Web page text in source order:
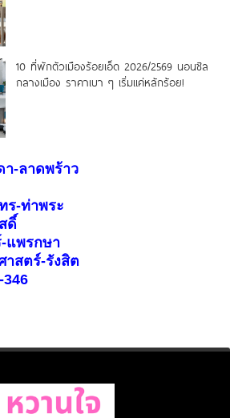
10 ที่พักตัวเมืองร้อยเอ็ด 2026/2569 นอนชิล
กลางเมือง ราคาเบา ๆ เริ่มแค่หลักร้อย!
า-ลาดพร้าว
ร-ท่าพระ
ดิ์
แพรกษา
าสตร์-รังสิต